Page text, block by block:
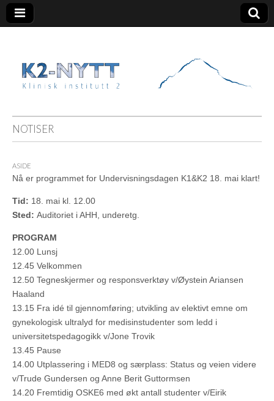
K2 Nytt
NOTISER
ASIDE
Nå er programmet for Undervisningsdagen K1&K2 18. mai klart!
Tid: 18. mai kl. 12.00
Sted: Auditoriet i AHH, underetg.
PROGRAM
12.00 Lunsj
12.45 Velkommen
12.50 Tegneskjermer og responsverktøy v/Øystein Ariansen
Haaland
13.15 Fra idé til gjennomføring; utvikling av elektivt emne om
gynekologisk ultralyd for medisinstudenter som ledd i
universitetspedagogikk v/Jone Trovik
13.45 Pause
14.00 Utplassering i MED8 og særplass: Status og veien videre
v/Trude Gundersen og Anne Berit Guttormsen
14.20 Fremtidig OSKE6 med økt antall studenter v/Eirik